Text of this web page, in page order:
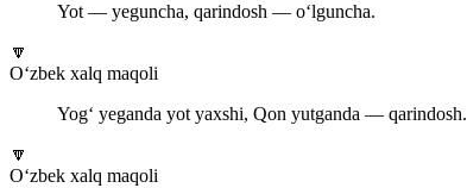
Yot — yeguncha, qarindosh — o‘lguncha.
🔽
O‘zbek xalq maqoli
Yog‘ yeganda yot yaxshi, Qon yutganda — qarindosh.
🔽
O‘zbek xalq maqoli